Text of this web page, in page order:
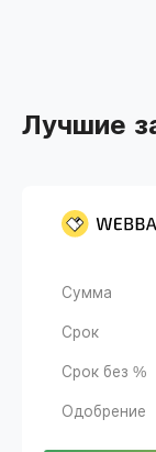
Лучшие
Сумма
Срок
Срок без %
Одобрение